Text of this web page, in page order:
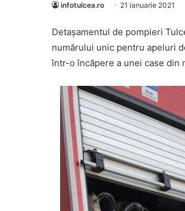
infotulcea.ro 21 ianuarie 2021
Detașamentul de pompieri
numărului unic pentru apeluri
într-o încăpere a unei case din